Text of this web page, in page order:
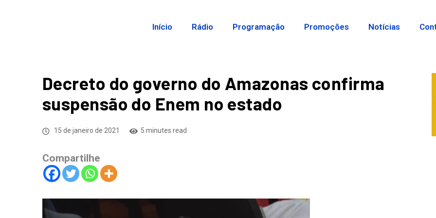
Início Rádio Programação Promoções Notícias
Decreto do governo do Amazonas confirma
suspensão do Enem no estado
15 de janeiro de 2021 5 minutes read
Compartilhe